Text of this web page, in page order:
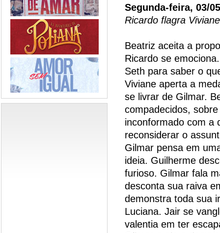
Segunda-feira, 03/
Ricardo flagra
Beatriz aceita a
Ricardo se
Seth para saber o
Viviane aperta a
se livrar de Gilmar.
compadecidos,
inconformado com a
reconsiderar o
Gilmar pensa em
ideia. Guilherme
furioso. Gilmar fala
desconta sua raiva
demonstra toda sua
Luciana. Jair se
valentia em ter